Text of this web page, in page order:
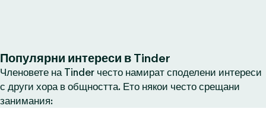
Популярни интереси в Tinder
Членовете на Tinder често намират споделени интереси
с други хора в общността. Ето някои често срещани
занимания: